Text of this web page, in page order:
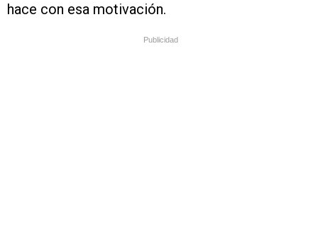
hace con esa motivación.
Publicidad